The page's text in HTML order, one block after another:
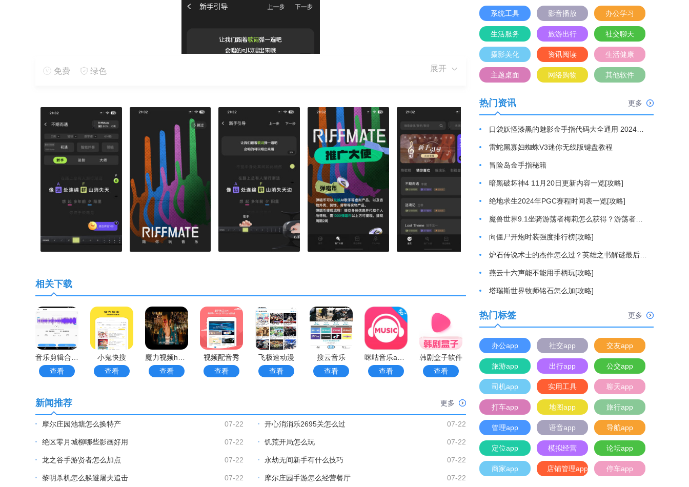
3、你可以选择表演的难度级别，表演结束后你会得到一个评分。
免费 绿色 展开
相关下载
查看
小鬼快搜
查看
查看
视频配音秀
查看
飞极速动漫
查看
搜云音乐
查看
查看
韩剧盒子软件
查看
新闻推荐 更多
摩尔庄园池塘怎么换特产 07-22 开心消消乐2695关怎么过 07-22
绝区零月城柳哪些影画好用 07-22 饥荒开局怎么玩 07-22
龙之谷手游贤者怎么加点 07-22 永劫无间新手有什么技巧 07-22
黎明杀机怎么躲避屠夫追击 07-22 摩尔庄园手游怎么经营餐厅 07-22
系统工具 影音播放 办公学习
生活服务 旅游出行 社交聊天
摄影美化 资讯阅读 生活健康
主题桌面 网络购物 其他软件
热门资讯 更多
雷蛇黑寡妇蜘蛛V3迷你无线版键盘教程
冒险岛金手指秘籍
暗黑破坏神4 11月20日更新内容一览[攻略]
绝地求生2024年PGC赛程时间表一览[攻略]
向僵尸开炮时装强度排行榜[攻略]
燕云十六声能不能用手柄玩[攻略]
塔瑞斯世界牧师铭石怎么加[攻略]
热门标签 更多
办公app 社交app 交友app
旅游app 出行app 公交app
司机app 实用工具 聊天app
打车app 地图app 旅行app
管理app 语音app 导航app
定位app 模拟经营 论坛app
商家app 店铺管理app 停车app